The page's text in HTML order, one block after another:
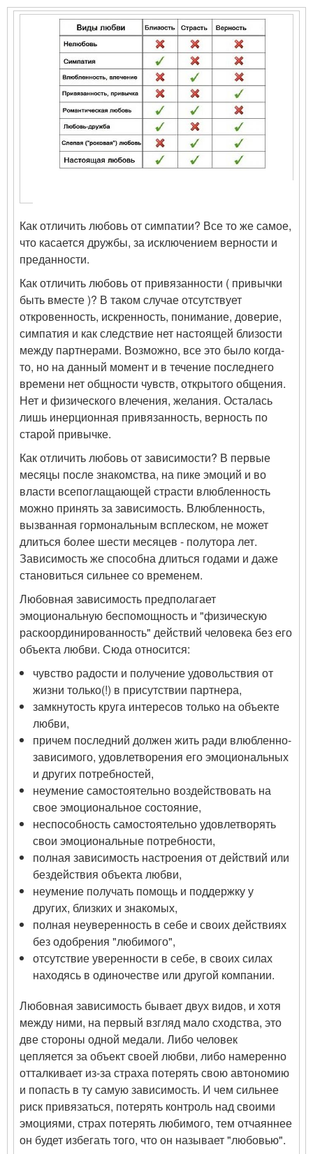
Как отличить любовь от симпатии? Все то же самое,
что касается дружбы, за исключением верности и
преданности.
Как отличить любовь от привязанности ( привычки
быть вместе )? В таком случае отсутствует
откровенность, искренность, понимание, доверие,
симпатия и как следствие нет настоящей близости
между партнерами. Возможно, все это было когда-
то, но на данный момент и в течение последнего
времени нет общности чувств, открытого общения.
Нет и физического влечения, желания. Осталась
лишь инерционная привязанность, верность по
старой привычке.
Как отличить любовь от зависимости? В первые
месяцы после знакомства, на пике эмоций и во
власти всепоглащающей страсти влюбленность
можно принять за зависимость. Влюбленность,
вызванная гормональным всплеском, не может
длиться более шести месяцев - полутора лет.
Зависимость же способна длиться годами и даже
становиться сильнее со временем.
Любовная зависимость предполагает
эмоциональную беспомощность и "физическую
раскоординированность" действий человека без его
объекта любви. Сюда относится:
чувство радости и получение удовольствия от
жизни только(!) в присутствии партнера,
замкнутость круга интересов только на объекте
любви,
причем последний должен жить ради влюбленно-
зависимого, удовлетворения его эмоциональных
и других потребностей,
неумение самостоятельно воздействовать на
свое эмоциональное состояние,
неспособность самостоятельно удовлетворять
свои эмоциональные потребности,
полная зависимость настроения от действий или
бездействия объекта любви,
неумение получать помощь и поддержку у
других, близких и знакомых,
полная неуверенность в себе и своих действиях
без одобрения "любимого",
отсутствие уверенности в себе, в своих силах
находясь в одиночестве или другой компании.
Любовная зависимость бывает двух видов, и хотя
между ними, на первый взгляд мало сходства, это
две стороны одной медали. Либо человек
цепляется за объект своей любви, либо намеренно
отталкивает из-за страха потерять свою автономию
и попасть в ту самую зависимость. И чем сильнее
риск привязаться, потерять контроль над своими
эмоциями, страх потерять любимого, тем отчаяннее
он будет избегать того, что он называет "любовью".